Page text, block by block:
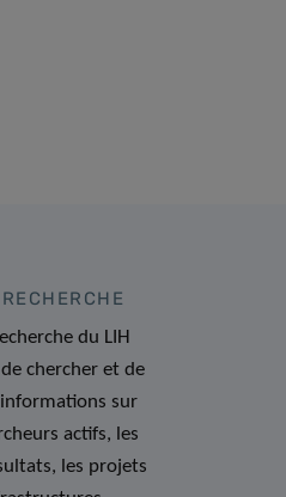
du LIH
chercher et de
sur
actifs, les
les projets